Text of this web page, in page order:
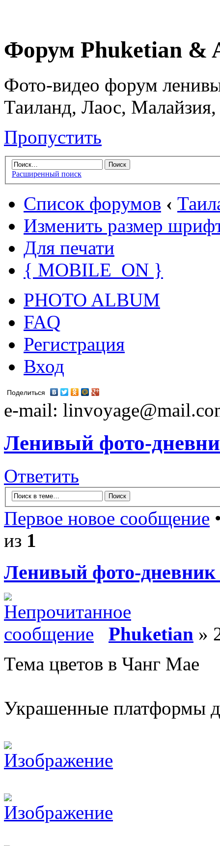
Форум Phuketian &
Фото-видео форум
Таиланд, Лаос,
Пропустить
Расширенный поиск
Список форумов ‹
Изменить размер
Для печати
{ MOBILE_ON }
PHOTO ALBUM
FAQ
Регистрация
Вход
Поделиться
e-mail:
Ленивый фото-
Ответить
Первое новое сообщение
из 1
Ленивый фото-
Phuketian »
Тема цветов в Чанг Мае
Украшенные платформы